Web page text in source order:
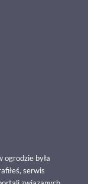
ogrodzie była
serwis